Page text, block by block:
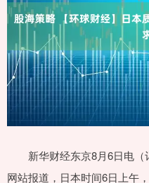
新华财经东京8月6日电（
网站报道，日本时间6日上午